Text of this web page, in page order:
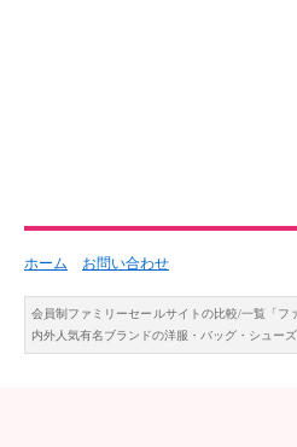
ホーム お問い合わせ
会員制ファミリーセールサイトの比較/一覧「
内外人気有名ブランドの洋服・バッグ・シュー